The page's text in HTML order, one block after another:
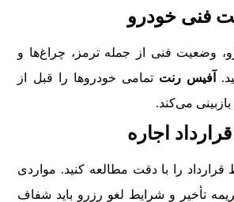
فنی خودرو
وضعیت فنی از جمله ترمز، چراغ‌ها و
آفیس رنت تمامی خودروها را قبل از
می‌کند.
اجاره
قرارداد را با دقت مطالعه کنید. مواردی
تأخیر و شرایط لغو رزرو باید شفاف